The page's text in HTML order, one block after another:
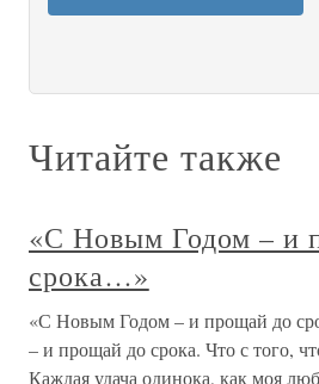
Читайте также
«С Новым Годом – и
срока…»
«С Новым Годом – и прощай до
– и прощай до срока. Что с того,
Каждая удача одинока, как моя